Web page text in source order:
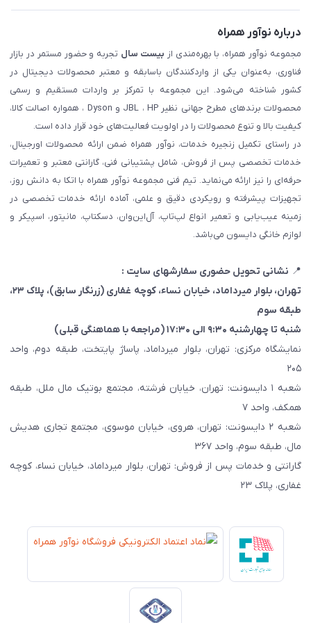
درباره نوآور همراه
مجموعه نوآور همراه، با بهره‌مندی از بیست سال تجربه و حضور مستمر در بازار
فناوری، به‌عنوان یکی از واردکنندگان باسابقه و معتبر محصولات دیجیتال در
کشور شناخته می‌شود. این مجموعه با تمرکز بر واردات مستقیم و رسمی
محصولات برندهای مطرح جهانی نظیر JBL ، HP و Dyson ، همواره اصالت کالا،
کیفیت بالا و تنوع محصولات را در اولویت فعالیت‌های خود قرار داده است.
در راستای تکمیل زنجیره خدمات، نوآور همراه ضمن ارائه محصولات اورجینال،
خدمات تخصصی پس از فروش، شامل پشتیبانی فنی، گارانتی معتبر و تعمیرات
حرفه‌ای را نیز ارائه می‌نماید. تیم فنی مجموعه نوآور همراه با اتکا به دانش روز،
تجهیزات پیشرفته و رویکردی دقیق و علمی، آماده ارائه خدمات تخصصی در
زمینه عیب‌یابی و تعمیر انواع لپ‌تاپ، آل‌این‌وان، دسکتاپ، مانیتور، اسپیکر و
لوازم خانگی دایسون می‌باشد.
📍 نشانی تحویل حضوری سفارشهای سایت :
تهران، بلوار میرداماد، خیابان نساء، کوچه غفاری (زرنگار سابق)
، پلاک ۲۳،
طبقه سوم
شنبه تا چهارشنبه ۹:۳۰ الی ۱۷:۳۰ (مراجعه با هماهنگی قبلی)
نمایشگاه مرکزی: تهران، بلوار میرداماد، پاساژ پایتخت، طبقه دوم، واحد
۲۰۵
شعبه ۱ دایسونت: تهران، خیابان فرشته، مجتمع بوتیک مال ملل، طبقه
همکف، واحد ۷
شعبه ۲ دایسونت: تهران، هروی، خیابان موسوی، مجتمع تجاری هدیش
مال، طبقه سوم، واحد ۳۶۷
گارانتی و خدمات پس از فروش: تهران، بلوار میرداماد، خیابان نساء، کوچه
غفاری، پلاک ۲۳